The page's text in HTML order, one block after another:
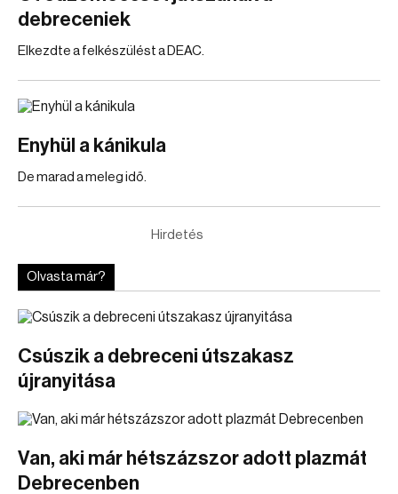
debreceniek
Elkezdte a felkészülést a DEAC.
Enyhül a kánikula
De marad a meleg idő.
Hirdetés
Olvasta már?
Csúszik a debreceni útszakasz
újranyitása
Van, aki már hétszázszor adott plazmát
Debrecenben